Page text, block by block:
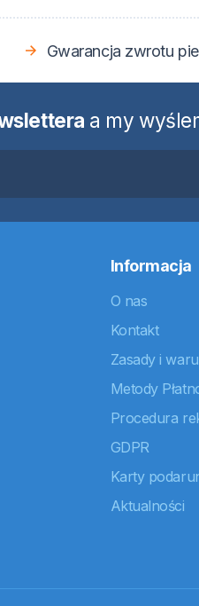
Gwarancja zwrotu
a my
Informacja
O nas
Kontakt
Zasady i
Metody
Procedura
GDPR
Karty
Aktualności